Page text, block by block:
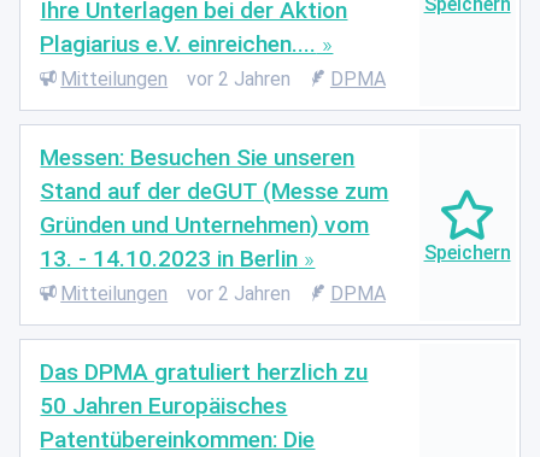
Ihre Unterlagen bei der Aktion
Plagiarius e.V. einreichen....
Mitteilungen vor 2 Jahren DPMA
Messen: Besuchen Sie unseren
Stand auf der deGUT (Messe zum
Gründen und Unternehmen) vom
13. - 14.10.2023 in Berlin
Mitteilungen vor 2 Jahren DPMA
Das DPMA gratuliert herzlich zu
50 Jahren Europäisches
Patentübereinkommen: Die